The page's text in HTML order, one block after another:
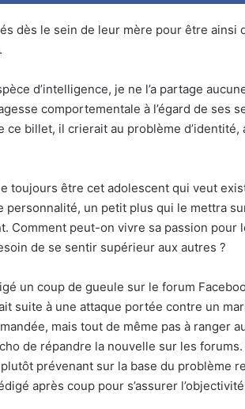
dès le sein de leur mère pour être ainsi
d’intelligence, je ne l’a partage
comportementale à l’égard de ses
ce billet, il crierait au problème d’identité,
toujours être cet adolescent qui veut
personnalité, un petit plus qui le mettra
Comment peut-on vivre sa passion pour
de se sentir supérieur aux autres ?
un coup de gueule sur le forum
suite à une attaque portée contre un
mais tout de même pas à ranger
de répandre la nouvelle sur les
prévenant sur la base du problème
après coup pour s’assurer